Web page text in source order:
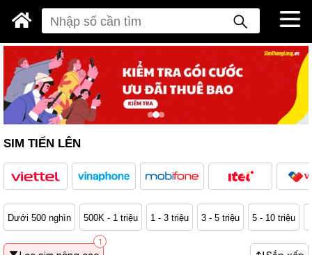
SIM TIẾN LÊN
Dưới 500 nghìn 500K - 1 triệu 1 - 3 triệu 3 - 5 triệu 5 - 10 triệu
1